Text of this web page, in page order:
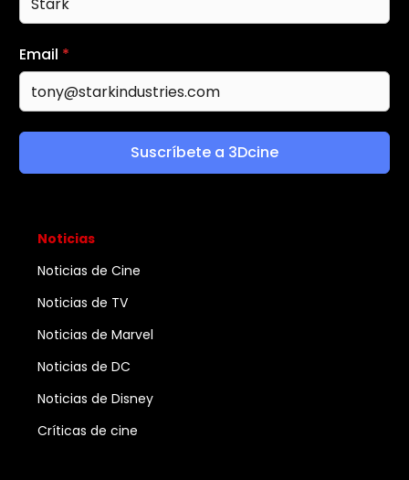
Email *
Suscríbete a 3Dcine
Noticias
Noticias de Cine
Noticias de TV
Noticias de Marvel
Noticias de DC
Noticias de Disney
Críticas de cine